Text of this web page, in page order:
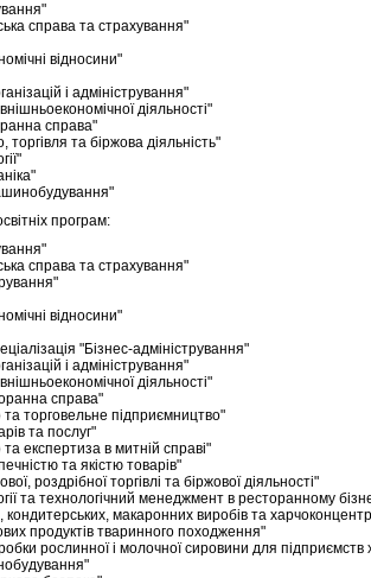
справа та страхування"
відносини"
і адміністрування"
діяльності"
справа"
та біржова діяльність"
програм:
справа та страхування"
відносини"
"Бізнес-адміністрування"
і адміністрування"
діяльності"
справа"
торговельне підприємництво"
та послуг"
експертиза в митній справі"
та якістю товарів"
роздрібної торгівлі та біржової діяльності"
та технологічний менеджмент в ресторанному
кондитерських, макаронних виробів та
продуктів тваринного походження"
рослинної і молочної сировини для підприємств